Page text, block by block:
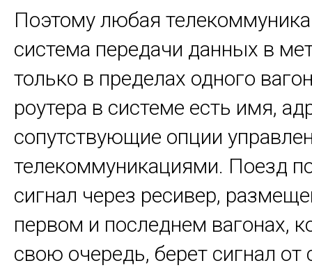
Поэтому любая
система передачи данных в
только в пределах одного
роутера в системе есть имя,
сопутствующие опции
телекоммуникациями. Поезд
сигнал через ресивер,
первом и последнем вагонах,
свою очередь, берет сигнал от